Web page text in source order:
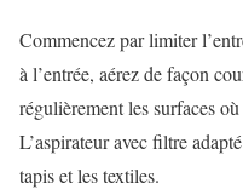
Commencez par limiter
à l’entrée, aérez de façon
régulièrement les surfaces
L’aspirateur avec filtre
tapis et les textiles.